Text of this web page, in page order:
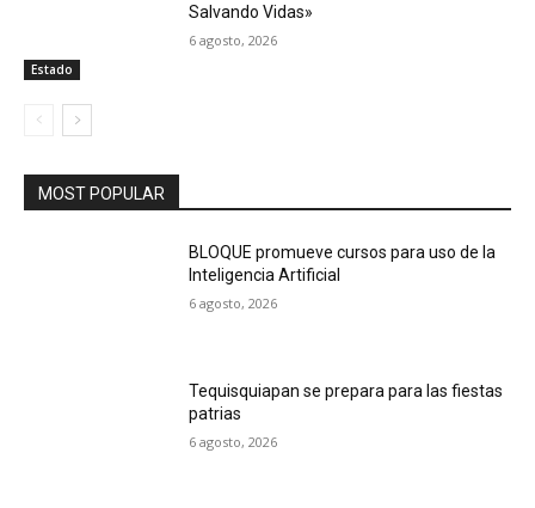
Estado
Salvando Vidas»
6 agosto, 2026
MOST POPULAR
BLOQUE promueve cursos para uso de la
Inteligencia Artificial
6 agosto, 2026
Tequisquiapan se prepara para las fiestas
patrias
6 agosto, 2026